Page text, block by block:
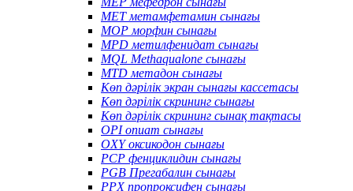
MET метамфетамин сынағы
MOP морфин сынағы
MPD метилфенидат сынағы
MQL Methaqualone сынағы
MTD метадон сынағы
Көп дәрілік экран сынағы кассетасы
Көп дәрілік скрининг сынағы
Көп дәрілік скрининг сынақ тақтасы
OPI опиат сынағы
OXY оксикодон сынағы
PCP фенциклидин сынағы
PGB Прегабалин сынағы
PPX пропроксифен сынағы